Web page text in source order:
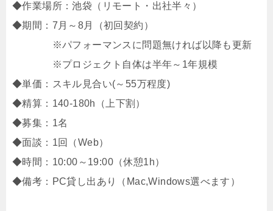
◆作業場所：池袋（リモート・出社半々）
◆期間：7月～8月（初回契約）
※パフォーマンスに問題無ければ以降も更新
※プロジェクト自体は半年～1年規模
◆単価：スキル見合い(～55万程度)
◆精算：140-180h（上下割）
◆募集：1名
◆面談：1回（Web）
◆時間：10:00～19:00（休憩1h）
◆備考：PC貸し出あり（Mac,Windows選べます）